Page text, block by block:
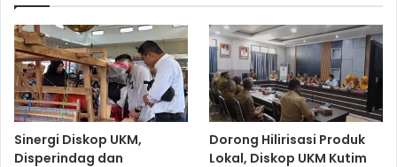
Sinergi Diskop UKM,
Disperindag dan
Dorong Hilirisasi Produk
Lokal, Diskop UKM Kutim